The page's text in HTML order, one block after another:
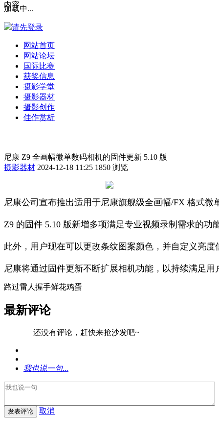
加载中...
请先登录
网站首页
网站论坛
国际比赛
获奖信息
摄影学堂
摄影器材
摄影创作
佳作赏析
内容
尼康 Z9 全画幅微单数码相机的固件更新 5.10 版
摄影器材 2024-12-18 11:25 1850 浏览
尼康公司宣布推出适用于尼康旗舰级全画幅/FX 格式微
Z9 的固件 5.10 版新增多项满足专业视频录制需求的
此外，用户现在可以更改条纹图案颜色，并自定义亮
尼康将通过固件更新不断扩展相机功能，以持续满足用
路过雷人 握手鲜花鸡蛋
最新评论
还没有评论，赶快来抢沙发吧~
我也说一句...
取消